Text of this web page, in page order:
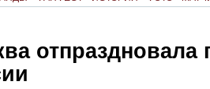
отпраздновала